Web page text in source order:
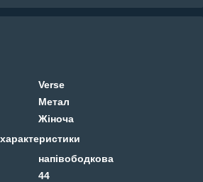
Verse
Метал
Жіноча
напівободкова
44